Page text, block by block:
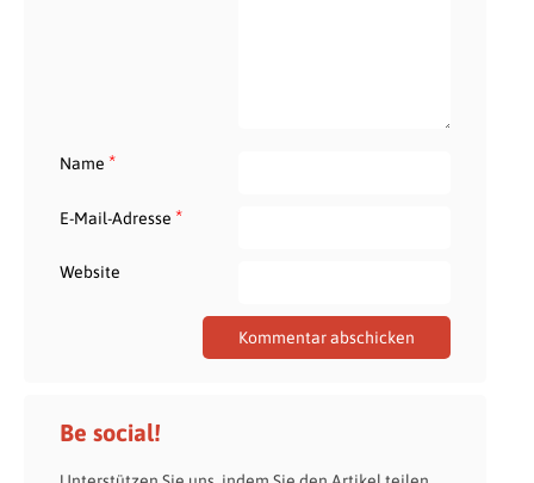
Name *
E-Mail-Adresse *
Website
Be social!